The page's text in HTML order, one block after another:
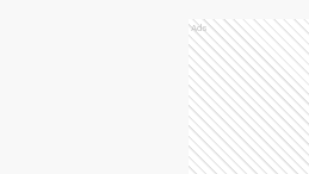
Ads